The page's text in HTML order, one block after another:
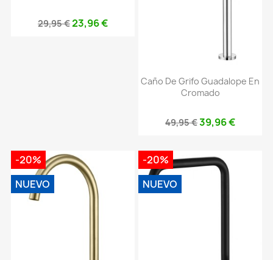
29,95 €23,96 €
Caño De Grifo Guadalope En
Cromado
49,95 €39,96 €
-20%
NUEVO
-20%
NUEVO